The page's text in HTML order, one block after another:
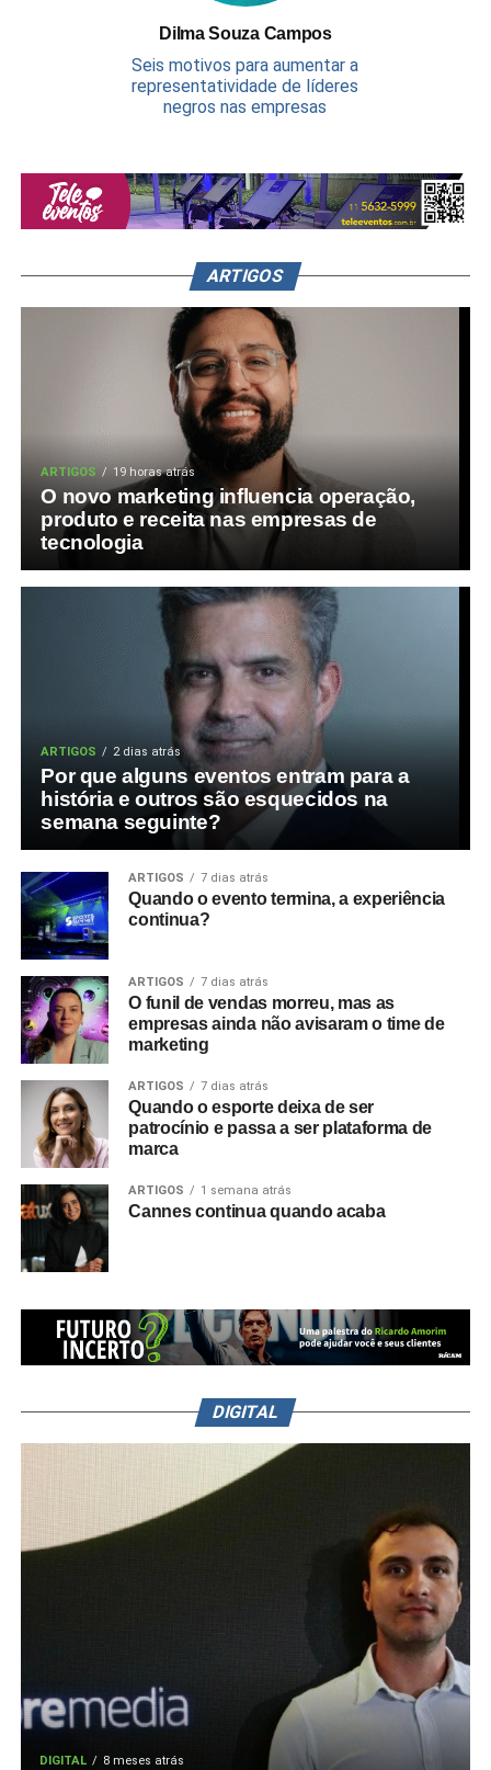
Dilma Souza Campos
Seis motivos para aumentar a
representatividade de líderes
negros nas empresas
ARTIGOS
ARTIGOS 19 horas atrás
O novo marketing influencia operação,
produto e receita nas empresas de
tecnologia
ARTIGOS 2 dias atrás
Por que alguns eventos entram para a
história e outros são esquecidos na
semana seguinte?
ARTIGOS 7 dias atrás
Quando o evento termina, a experiência
continua?
ARTIGOS 7 dias atrás
O funil de vendas morreu, mas as
empresas ainda não avisaram o time de
marketing
ARTIGOS 7 dias atrás
Quando o esporte deixa de ser
patrocínio e passa a ser plataforma de
marca
ARTIGOS 1 semana atrás
Cannes continua quando acaba
DIGITAL
DIGITAL 8 meses atrás